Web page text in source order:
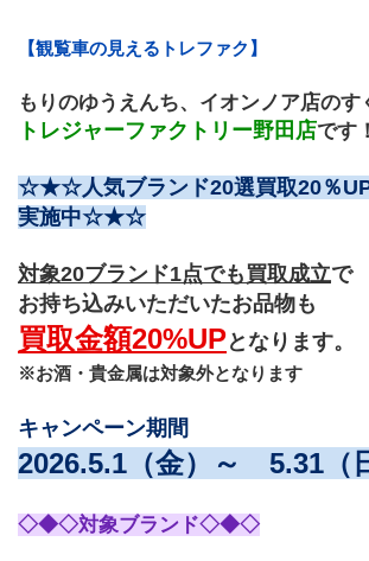
【観覧車の見えるトレファク】
もりのゆうえんち、イオンノア店のす
トレジャーファクトリー野田店です！
☆★☆人気ブランド20選買取20％
実施中☆★☆
対象20ブランド1点でも買取成立で
お持ち込みいただいたお品物も
買取金額20%UPとなります。
※お酒・貴金属は対象外となります
キャンペーン期間
2026.5.1（金）～　5.31（
◇◆◇対象ブランド◇◆◇